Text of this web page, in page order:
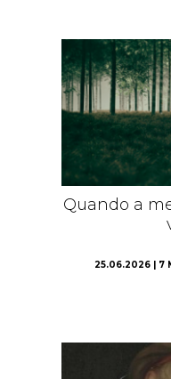
Quando a
25.06.2026 | 7